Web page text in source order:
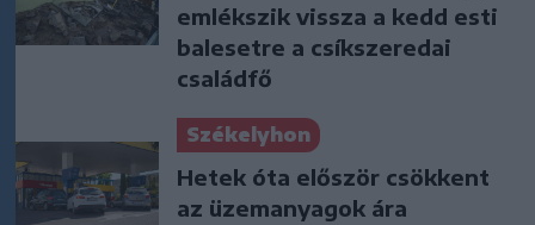
emlékszik vissza a kedd esti
balesetre a csíkszeredai
családfő
Székelyhon
Hetek óta először csökkent
az üzemanyagok ára